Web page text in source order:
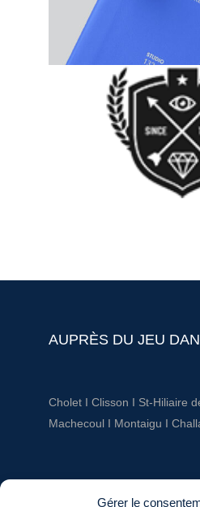
Gérer le
HALF FOLD
BUSINESS CARD,
NOTEBOOK
AUPRÈS DU JEU
CholetI Clisson I St-Hiliaire
Machecoul I Montaigu I